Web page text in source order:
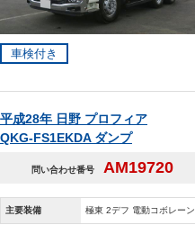
車検付き
平成28年 日野 プロフィア
QKG-FS1EKDA ダンプ
問い合わせ番号 AM19720
主要装備 極東 2デフ 電動コボレーン